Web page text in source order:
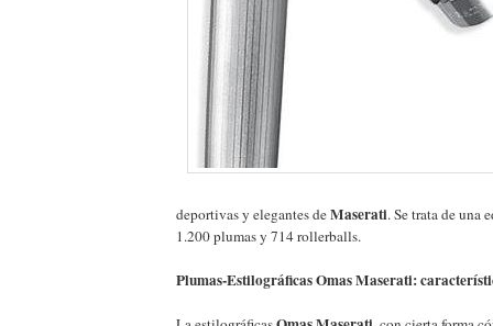
deportivas y elegantes deMaserati. Se trata de una
1.200 plumas y 714 rollerballs.
Plumas-Estilográficas Omas Maserati: